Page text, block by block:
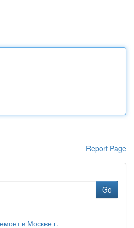
Report Page
Go
в Москве г.